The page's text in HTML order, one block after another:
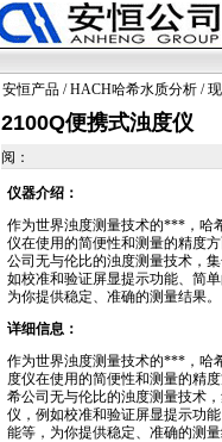
安恒产品 /HACH哈希水质分析 /
2100Q便携式浊度仪
阅：
仪器介绍：
作为世界浊度测量技术的*** ，哈
仪在使用的简便性和测量的精度
公司无与伦比的浊度测量技术，
如校准和验证屏显提示功能、简
为你提供稳定、准确的测量结果。
详细信息：
作为世界浊度测量技术的*** ，哈
度仪在使用的简便性和测量的精
希公司无与伦比的浊度测量技术
仪，例如校准和验证屏显提示功
能等，为你提供稳定、准确的测量